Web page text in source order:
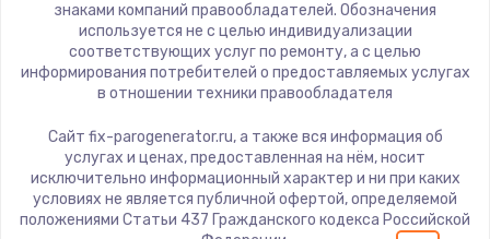
знаками компаний правообладателей. Обозначения
используется не с целью индивидуализации
соответствующих услуг по ремонту, а с целью
информирования потребителей о предоставляемых услугах
в отношении техники правообладателя
Сайт fix-parogenerator.ru, а также вся информация об
услугах и ценах, предоставленная на нём, носит
исключительно информационный характер и ни при каких
условиях не является публичной офертой, определяемой
положениями Статьи 437 Гражданского кодекса Российской